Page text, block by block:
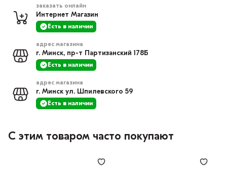
заказать онлайн
Интернет Магазин
Есть в наличии
адрес магазина
г. Минск, пр-т Партизанский 178Б
Есть в наличии
адрес магазина
г. Минск ул. Шпилевского 59
Есть в наличии
С этим товаром часто покупают